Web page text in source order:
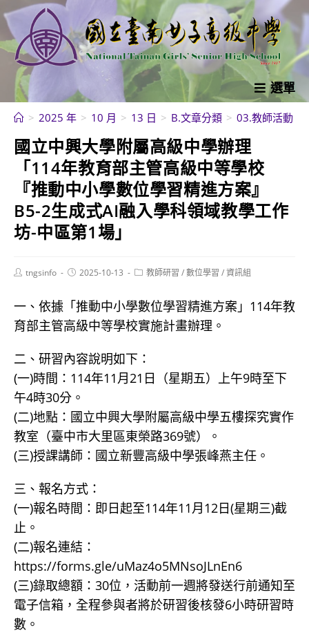
跳
轉
至
內
選單
> 2025 年 > 10 月 > 13 日 > B.文章分類 > 03.教師活動
國立中興大學附屬高級中學辦理
「114年教育部主管高級中等學校
『推動中小學數位學習精進方案』
B5-2生成式AI融入學科領域教學工作
坊-中區第1場」
Posttngsinfo
Post2025-10-13
Post教師研習 /數位學習 /資訊組
一、依據「推動中小學數位學習精進方案」114年教
育部主管高級中等學校實施計畫辦理。
二、研習內容說明如下：
(一)時間：114年11月21日（星期五）上午9時至下
午4時30分。
(二)地點：國立中興大學附屬高級中學五樓探究實作
教室（臺中市大里區東榮路369號）。
(三)授課講師：國立新豐高級中學張峰燕主任。
三、報名方式：
(一)報名時間：即日起至114年11月12日(星期三)截
止。
(二)報名連結：
https://forms.gle/uMaz4o5MNsoJLnEn6
(三)錄取總額：30位，活動前一週將發送行前通知至
電子信箱，全程參與者將於研習後核發6小時研習時
數。